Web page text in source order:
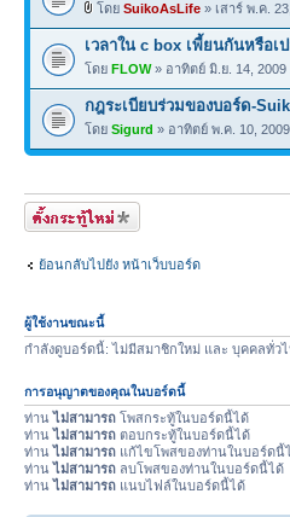
โดย SuikoAsLife » เสาร์ พ.ค.
เวลาใน c box เพี้ยนกันหรือเ
โดย FLOW» อาทิตย์ มิ.ย. 14, 2009
กฎระเบียบร่วมของบอร์ด-
โดย Sigurd » อาทิตย์ พ.ค. 10,
ตั้งกระทู้ใหม่
ย้อนกลับไปยัง หน้าเว็บบอร์ด
ผู้ใช้งานขณะนี้
กำลังดูบอร์ดนี้: ไม่มีสมาชิกใหม่ และ บุคคลทั่ว
การอนุญาตของคุณในบอร์ดนี้
ท่านไม่สามารถ โพสกระทู้ในบอร์ดนี้ได้
ท่านไม่สามารถ ตอบกระทู้ในบอร์ดนี้ได้
ท่านไม่สามารถ แก้ไขโพสของท่านในบอร์ดนี้
ท่านไม่สามารถ ลบโพสของท่านในบอร์ดนี้ได้
ท่านไม่สามารถ แนบไฟล์ในบอร์ดนี้ได้